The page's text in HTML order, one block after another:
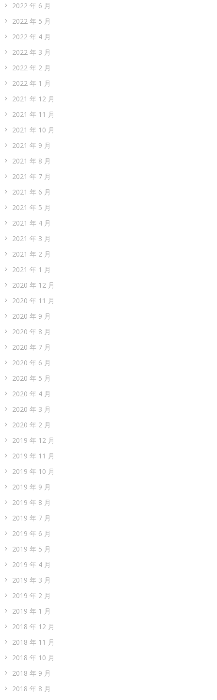
2022 年 6 月
2022 年 5 月
2022 年 4 月
2022 年 3 月
2022 年 2 月
2022 年 1 月
2021 年 12 月
2021 年 11 月
2021 年 10 月
2021 年 9 月
2021 年 8 月
2021 年 7 月
2021 年 6 月
2021 年 5 月
2021 年 4 月
2021 年 3 月
2021 年 2 月
2021 年 1 月
2020 年 12 月
2020 年 11 月
2020 年 9 月
2020 年 8 月
2020 年 7 月
2020 年 6 月
2020 年 5 月
2020 年 4 月
2020 年 3 月
2020 年 2 月
2019 年 12 月
2019 年 11 月
2019 年 10 月
2019 年 9 月
2019 年 8 月
2019 年 7 月
2019 年 6 月
2019 年 5 月
2019 年 4 月
2019 年 3 月
2019 年 2 月
2019 年 1 月
2018 年 12 月
2018 年 11 月
2018 年 10 月
2018 年 9 月
2018 年 8 月